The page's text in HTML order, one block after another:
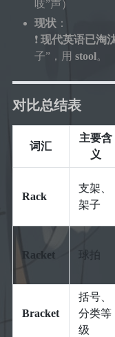
吱”声）
现状：
❗ 现代英语已淘
子”，用 stool。
对比总结表
词汇
主要含
义
Rack
支架、
架子
Racket 球拍
Bracket
括号、
分类等
级